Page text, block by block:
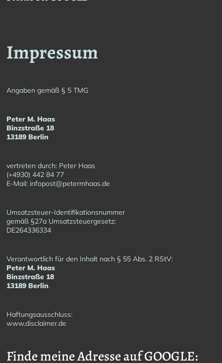
Impressum
Angaben gemäß § 5 TMG
Peter M. Haas
Binzstraße 18
13189 Berlin
vertreten durch: Peter Haas
(+4930) 442 84 77
E-Mail: infopost@petermhaas.de
Umsatzsteuer-Identifikationsnummer
gemäß §27a Umsatzsteuergesetz:
DE264336334
Verantwortlich für den Inhalt nach § 55 Abs. 2 RStV:
Peter M. Haas
Binzstraße 18
13189 Berlin.
Haftungsausschluss:
www.disclaimer.de
Finde meine Adresse auf GOOGLE: